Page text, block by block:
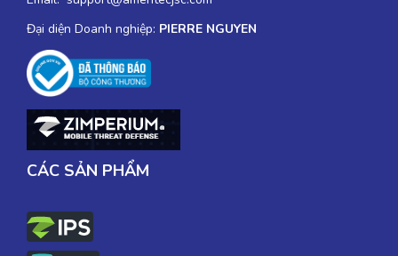
Đại diện Doanh nghiệp: PIERRE NGUYEN
CÁC SẢN PHẨM